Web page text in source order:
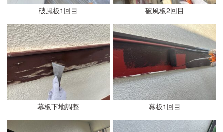
破風板1回目 破風板2回目
幕板下地調整 幕板1回目